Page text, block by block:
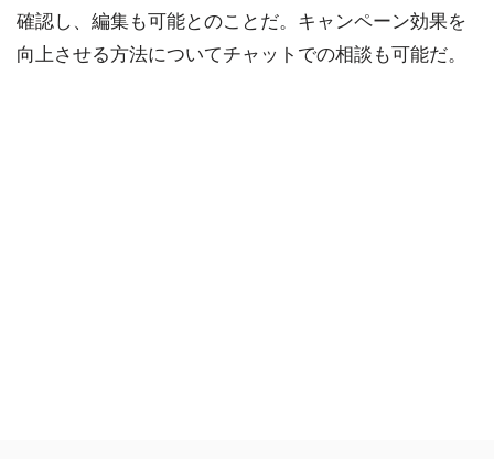
確認し、編集も可能とのことだ。キャンペーン効果を
向上させる方法についてチャットでの相談も可能だ。